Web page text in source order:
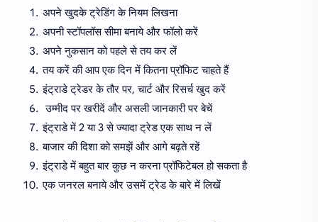
अपने खुदके ट्रेडिंग के नियम लिखना
अपनी स्टॉपलॉस सीमा बनाये और फॉलो करें
अपने नुकसान को पहले से तय कर लें
तय करें की आप एक दिन में कितना प्रॉफिट चाहते हैं
इंट्राडे ट्रेडर के तौर पर, चार्ट और रिसर्च खुद करें
उम्मीद पर खरीदें और असली जानकारी पर बेचें
इंट्राडे में 2 या 3 से ज्यादा ट्रेड एक साथ न लें
बाजार की दिशा को समझें और आगे बढ़ते रहें
इंट्राडे में बहुत बार कुछ न करना प्रॉफिटेबल हो सकता है
एक जनरल बनाये और उसमें ट्रेड के बारे में लिखें